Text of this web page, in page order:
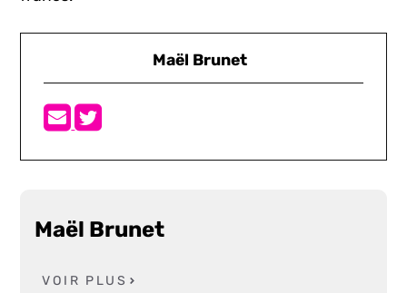
Maël Brunet
Maël Brunet
VOIR PLUS